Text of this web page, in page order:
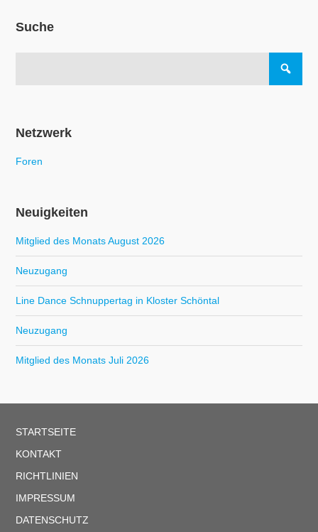
Suche
Netzwerk
Foren
Neuigkeiten
Mitglied des Monats August 2026
Neuzugang
Line Dance Schnuppertag in Kloster Schöntal
Neuzugang
Mitglied des Monats Juli 2026
STARTSEITE
KONTAKT
RICHTLINIEN
IMPRESSUM
DATENSCHUTZ